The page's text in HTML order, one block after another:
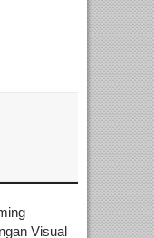
Visual